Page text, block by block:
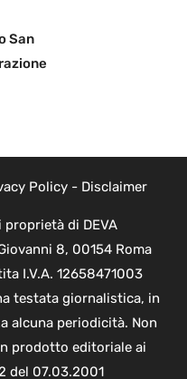
San
Policy- Disclaimer
di DEVA
8, 00154 Roma
I.V.A. 12658471003
testata giornalistica, in
alcuna periodicità. Non
prodotto editoriale ai
del 07.03.2001